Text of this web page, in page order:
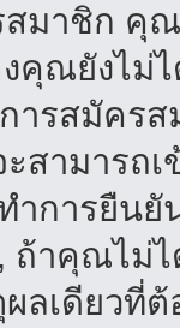
มาชิก คุ
คุณยังไม่
รสมัครส
ะสามาร
ำการยืน
าคุณไม่
ลเดียวที่